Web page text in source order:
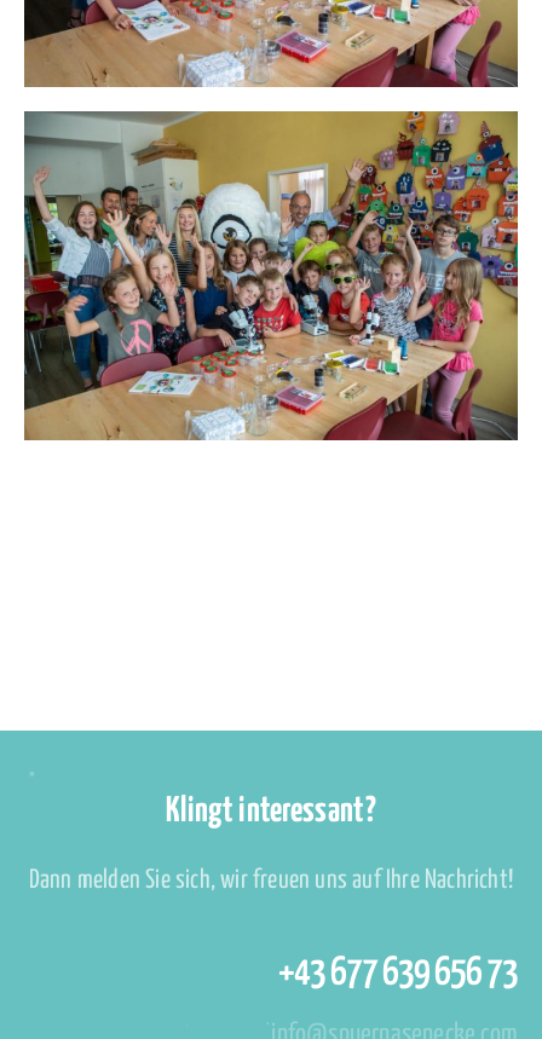
Klingt interessant?
Dann melden Sie sich, wir freuen uns auf Ihre Nachricht!
+43 677 639 656 73